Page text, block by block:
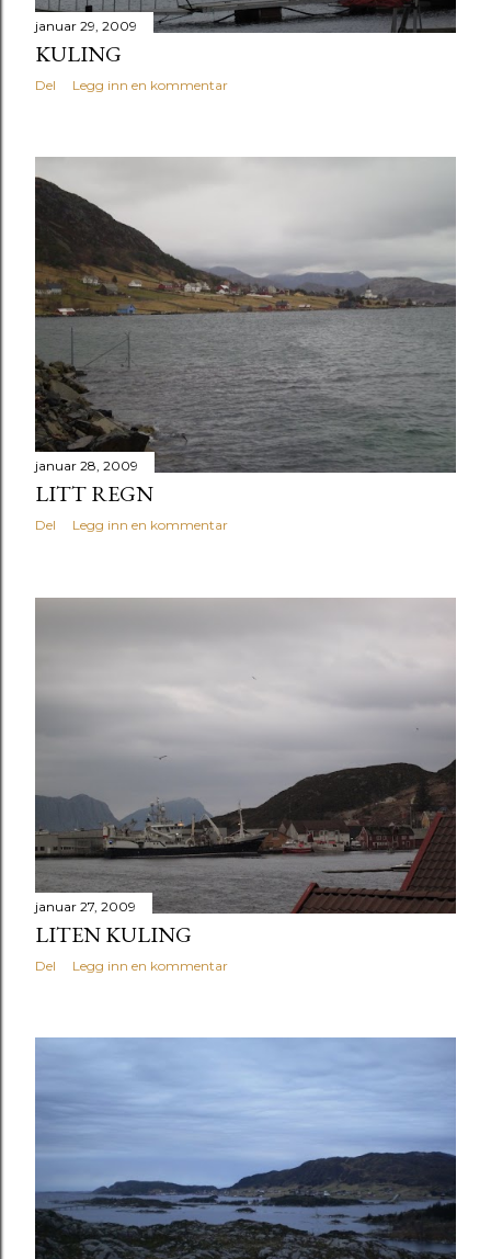
januar 29, 2009
KULING
Del Legg inn en kommentar
januar 28, 2009
LITT REGN
Del Legg inn en kommentar
januar 27, 2009
LITEN KULING
Del Legg inn en kommentar